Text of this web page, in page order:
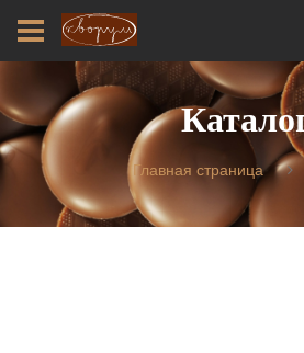
Главная страница